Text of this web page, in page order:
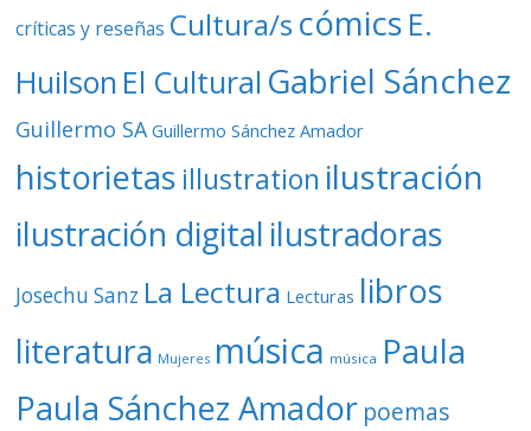
críticas y reseñas Cultura/s cómics E.
Huilson El Cultural Gabriel Sánchez
Guillermo SA Guillermo Sánchez Amador
historietas illustration ilustración
ilustración digital ilustradoras
Josechu Sanz La Lectura Lecturas libros
literatura Mujeres música música Paula
Paula Sánchez Amador poemas